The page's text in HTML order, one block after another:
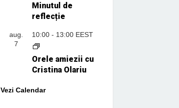
Minutul de
reflecție
aug.
7
10:00- 13:00 EEST
Orele amiezii cu
Cristina Olariu
Vezi Calendar